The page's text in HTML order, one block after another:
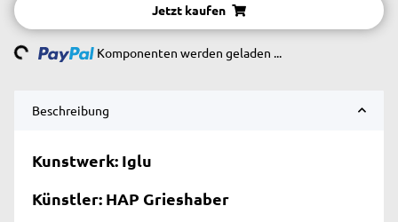
Jetzt kaufen
Loading... Komponenten werden geladen ...
Beschreibung
Kunstwerk: Iglu
Künstler: HAP Grieshaber